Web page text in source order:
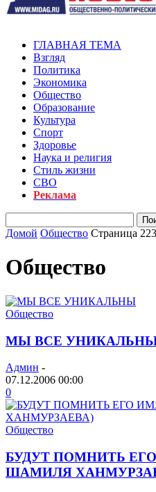
ГЛАВНАЯ ТЕМА
Взгляд
Политика
Экономика
Общество
Образование
Культура
Спорт
Здоровье
Наука и религия
Стиль жизни
СВО
Реклама
Домой Общество Страница 223
Общество
Общество
МЫ ВСЕ
Админ -
07.12.2006 00:00
0
Общество
БУДУТ ПОМНИТЬ
ШАМИЛЯ